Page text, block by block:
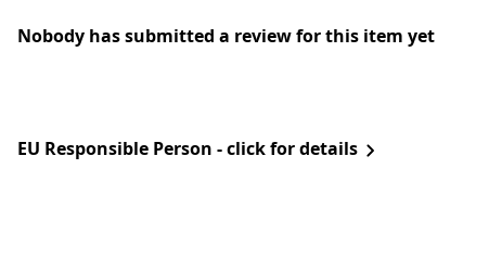
Nobody has submitted a review for this item yet
EU Responsible Person - click for details